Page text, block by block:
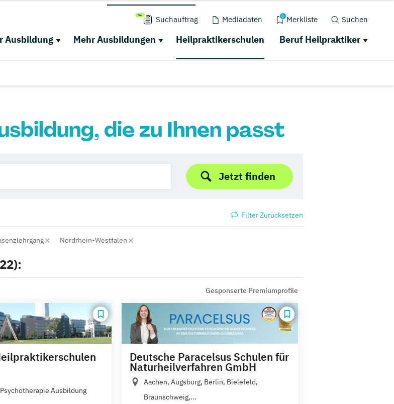
Suchauftrag Mediadaten 0 Merkliste Suchen
Ausbildung Mehr Ausbildungen Heilpraktikerschulen Beruf Heilpraktiker
die zu Ihnen passt
Jetzt finden
Filter Zurücksetzen
Nordrhein-Westfalen
Gesponserte Premiumprofile
Ausbildung
Deutsche Paracelsus Schulen für
Naturheilverfahren GmbH
Aachen, Augsburg, Berlin, Bielefeld,
Braunschweig,...